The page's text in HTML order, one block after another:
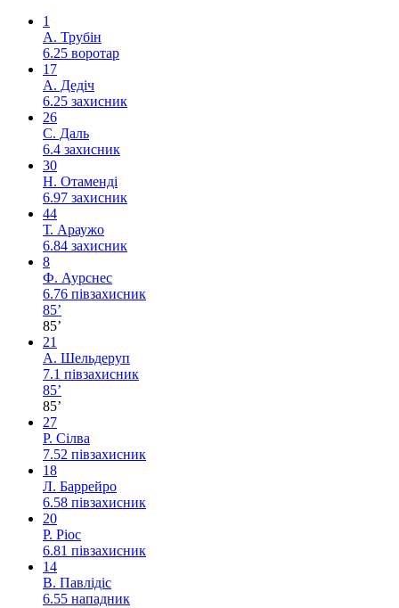
1
А. Трубін
6.25 воротар
17
А. Дедіч
6.25 захисник
26
С. Даль
6.4 захисник
30
Н. Отаменді
6.97 захисник
44
Т. Араужо
6.84 захисник
8
Ф. Аурснес
6.76 півзахисник
85’
85’
21
А. Шельдеруп
7.1 півзахисник
85’
85’
27
Р. Сілва
7.52 півзахисник
18
Л. Баррейро
6.58 півзахисник
20
Р. Ріос
6.81 півзахисник
14
В. Павлідіс
6.55 нападник